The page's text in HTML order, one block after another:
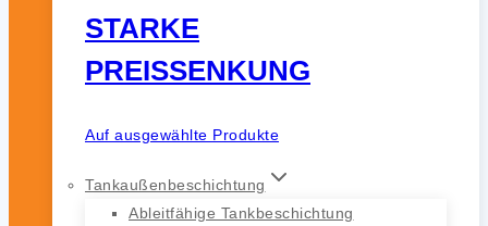
STARKE
PREISSENKUNG
Auf ausgewählte Produkte
Tankaußenbeschichtung
Ableitfähige Tankbeschichtung